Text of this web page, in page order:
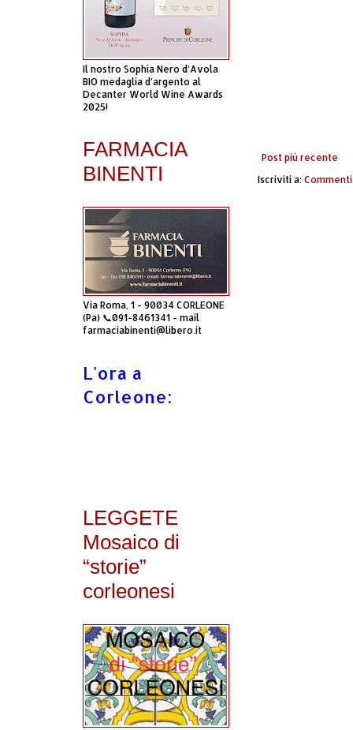
Post più recente
Iscriviti a:
Il nostro Sophia Nero d’Avola
BIO medaglia d’argento al
Decanter World Wine Awards
2025!
FARMACIA
BINENTI
Via Roma, 1 - 90034 CORLEONE
(Pa) 📞091-8461341 - mail
farmaciabinenti@libero.it
L'ora a
Corleone:
LEGGETE
Mosaico di
“storie”
corleonesi